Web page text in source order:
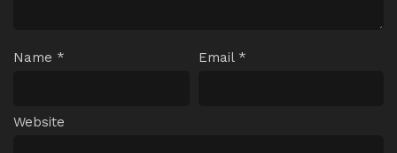
Name * Email *
Website